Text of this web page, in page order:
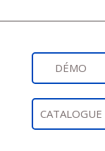
DÉMO
CATALOGUE